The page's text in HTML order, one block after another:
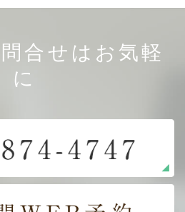
合せはお気軽
に